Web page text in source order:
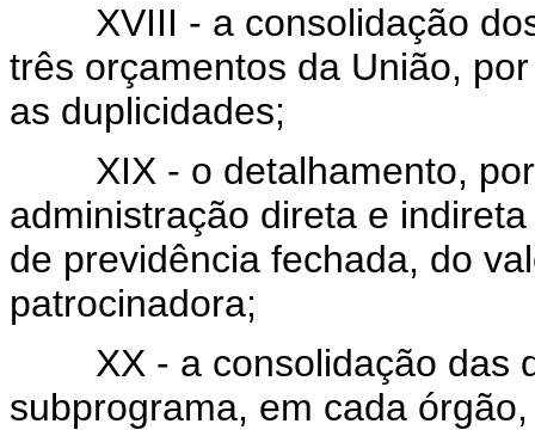
XVIII - a consolidação dos
três orçamentos da União,
as duplicidades;
XIX - o detalhamento, por
administração direta e
de previdência fechada, do
patrocinadora;
XX - a consolidação das
subprograma, em cada